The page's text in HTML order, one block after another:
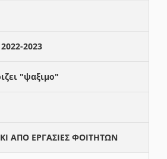
2023
"ψαξιμο"
ΑΠΟ ΕΡΓΑΣΙΕΣ ΦΟΙΤΗΤΩΝ